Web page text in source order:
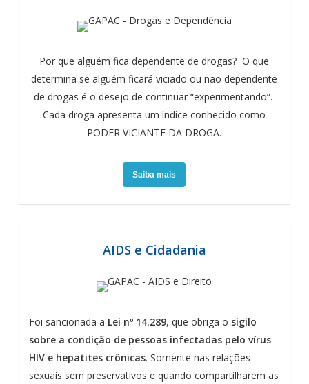
Por que alguém fica dependente de drogas? O que
determina se alguém ficará viciado ou não dependente
de drogas é o desejo de continuar “experimentando”.
Cada droga apresenta um índice conhecido como
PODER VICIANTE DA DROGA.
Saiba mais
AIDS e Cidadania
Foi sancionada a Lei nº 14.289, que obriga o sigilo
sobre a condição de pessoas infectadas pelo vírus
HIV e hepatites crônicas. Somente nas relações
sexuais sem preservativos e quando compartilharem as